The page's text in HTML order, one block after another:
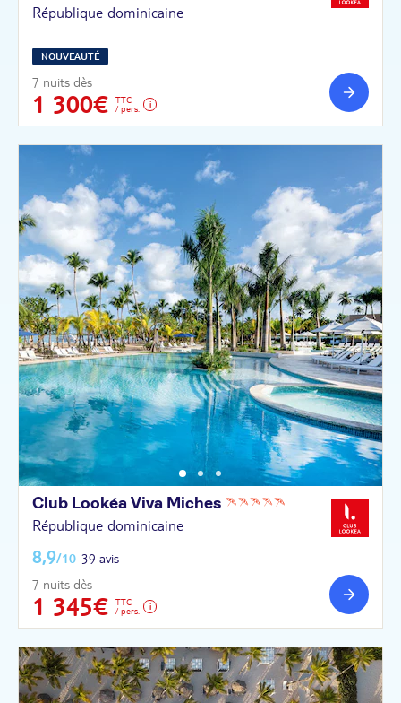
République dominicaine
NOUVEAUTÉ
7 nuits dès
1 300€
TTC
/ pers.
Club Lookéa Viva Miches
République dominicaine
8,9/10 39 avis
7 nuits dès
1 345€
TTC
/ pers.